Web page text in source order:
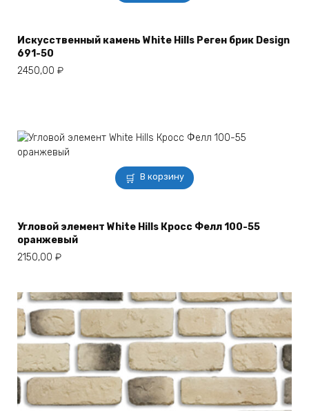
Искусственный камень White Hills Реген брик Design
691-50
2450,00 ₽
В корзину
Угловой элемент White Hills Кросс Фелл 100-55
оранжевый
2150,00 ₽